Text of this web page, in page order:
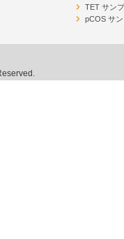
TET サン
pCOS サ